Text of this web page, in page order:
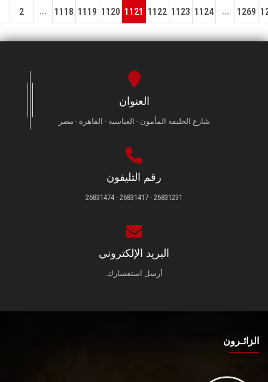
2 ... 1118 1119 1120 1121 1122 1123 1124 ... 1269
العنوان
شارع الخليفة المأمون - العباسية - القاهرة - مصر
رقم التليفون
26831231 - 26831417 - 26831474
البريد الإلكتروني
أرسل استفسارك.
الزائـرون